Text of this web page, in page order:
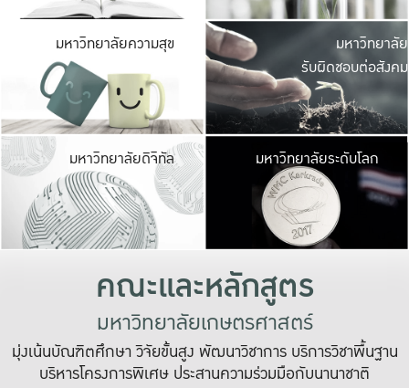
มหาวิทยาลัยความสุข มหาวิ
ค
เปิดประ
และพบเรื่องราวใ
มหาวิทยาลัย
รับผิดชอบต่อสังคม
มหาวิทยาลัยดิจิทัล มหาวิ
เปลี่ยนแปลง แล
เพื่อทำง
ระบบสารสนเทศ
มหาวิทยาลัยระดับโลก
คณะและหลักสูตร
มหาวิทยาลัยเกษตรศาสตร์
มุ่งเน้นบัณฑิตศึกษา วิจัยขั้นสูง พัฒนาวิชาการ บริการวิชาพื้นฐาน
บริหารโครงการพิเศษ ประสานความร่วมมือกับนานาชาติ